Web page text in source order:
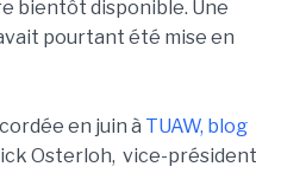
bientôt disponible. Une
pourtant été mise en
en juin à TUAW, blog
Osterloh, vice-président